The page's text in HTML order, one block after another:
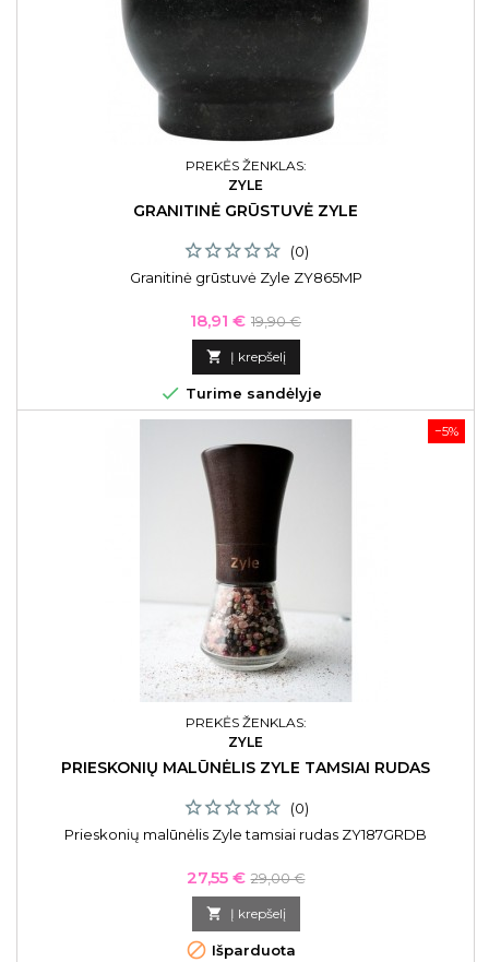
PREKĖS ŽENKLAS:
ZYLE
GRANITINĖ GRŪSTUVĖ ZYLE
(0)
Granitinė grūstuvė Zyle ZY865MP
Kaina
18,91 € Bazinė
kaina
19,90 €
 Į krepšelį
 Turime sandėlyje
−5%
PREKĖS ŽENKLAS:
ZYLE
PRIESKONIŲ MALŪNĖLIS ZYLE TAMSIAI RUDAS
(0)
Prieskonių malūnėlis Zyle tamsiai rudas ZY187GRDB
Kaina
27,55 € Bazinė
kaina
29,00 €
 Į krepšelį
 Išparduota